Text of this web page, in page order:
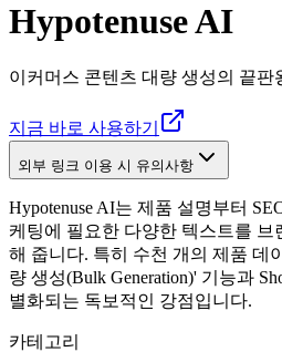
Hypotenuse AI
이커머스 콘텐츠 대량 생성의 끝판
지금 바로 사용하기
외부 링크 이용 시 유의사항
Hypotenuse AI는 제품 설명부터
케팅에 필요한 다양한 텍스트를 브
해 줍니다. 특히 수천 개의 제품 데
량 생성(Bulk Generation)' 기능과
별화되는 독보적인 강점입니다.
카테고리